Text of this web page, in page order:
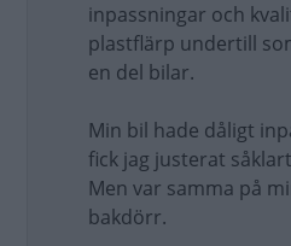
inpassningar och
plastflärp undertill
en del bilar.
Min bil hade dåligt
fick jag justerat
Men var samma på
bakdörr.